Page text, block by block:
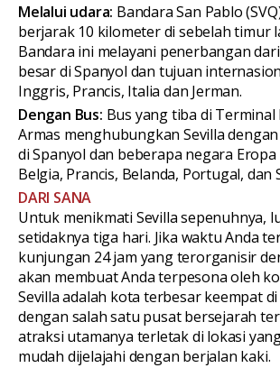
Melalui udara: Bandara San Pablo
berjarak 10 kilometer di sebelah timur
Bandara ini melayani penerbangan
besar di Spanyol dan tujuan
Inggris, Prancis, Italia dan Jerman.
Dengan Bus: Bus yang tiba di Terminal
Armas menghubungkan Sevilla
di Spanyol dan beberapa negara
Belgia, Prancis, Belanda, Portugal, dan
DARI SANA
Untuk menikmati Sevilla sepenuhnya,
setidaknya tiga hari. Jika waktu Anda
kunjungan 24 jam yang terorganisir
akan membuat Anda terpesona oleh
Sevilla adalah kota terbesar keempat
dengan salah satu pusat bersejarah
atraksi utamanya terletak di lokasi
mudah dijelajahi dengan berjalan kaki.